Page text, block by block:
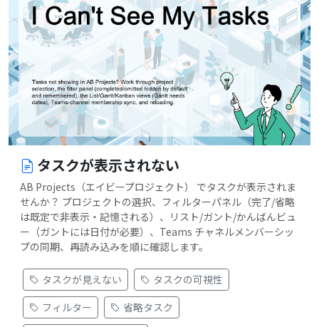
タスクが表示されない
AB Projects（エイビープロジェクト） でタスクが表示されま
せんか？ プロジェクトの選択、フィルターパネル（完了/省略
は既定で非表示・記憶される）、リスト/ガント/かんばんビュ
ー（ガントには日付が必要）、Teams チャネルメンバーシッ
プの同期、再読み込みを順に確認します。
タスクが見えない
タスクの可視性
フィルター
省略タスク